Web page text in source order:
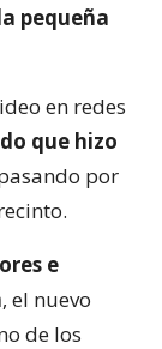
pequeña
en redes
que hizo
por
e
, el nuevo
de los